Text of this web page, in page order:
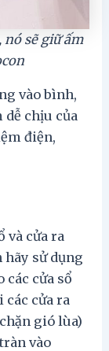
nó sẽ giữ ấm
vào bình,
chịu của
điện,
và cửa ra
hãy sử dụng
các cửa sổ
cửa ra
gió lùa)
vào